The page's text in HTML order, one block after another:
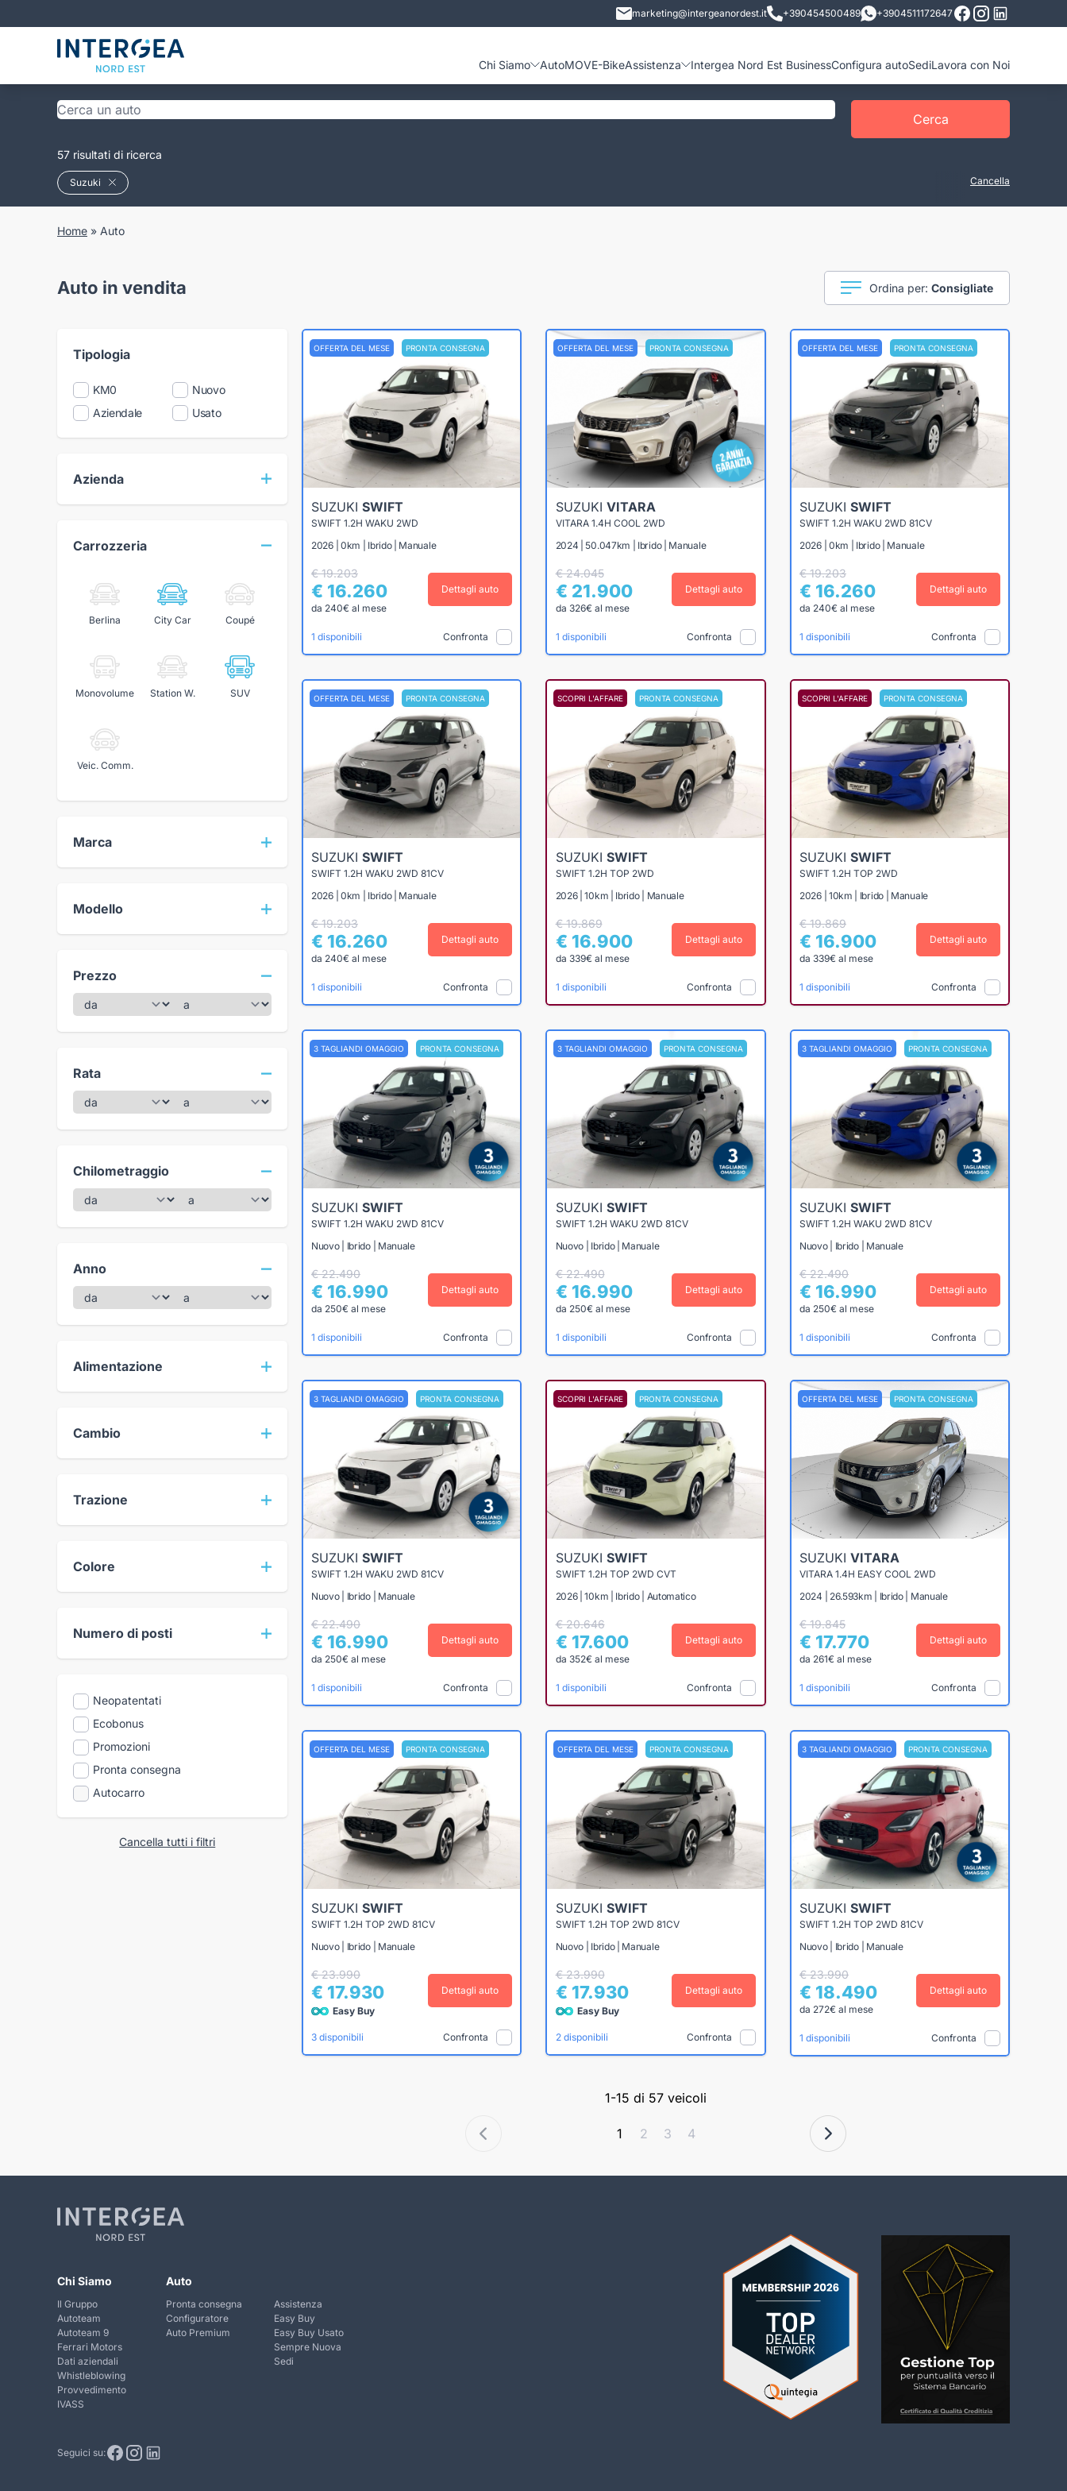
marketing@intergeanordest.it +390454500489 +3904511172647
Chi Siamo AutoMOVE-BikeAssistenza Intergea Nord Est BusinessConfigura autoSediLavora con Noi
Cerca
57 risultati di ricerca
Suzuki Cancella
Home » Auto
Auto in vendita Ordina per: Consigliate
Tipologia
KM0
Nuovo
Aziendale
Usato
Azienda
Carrozzeria
Berlina City Car Coupé
Monovolume Station W. SUV
Veic. Comm.
Marca
Modello
Prezzo
Rata
Chilometraggio
Anno
Alimentazione
Cambio
Trazione
Colore
Numero di posti
Neopatentati
Ecobonus
Promozioni
Pronta consegna
Autocarro
Cancella tutti i filtri
OFFERTA DEL MESE PRONTA CONSEGNA
SUZUKI SWIFT
SWIFT 1.2H WAKU 2WD
2026 | 0km | Ibrido | Manuale
€ 19.203
€ 16.260
da 240€ al mese
Dettagli auto
1 disponibili Confronta
OFFERTA DEL MESE PRONTA CONSEGNA
SUZUKI VITARA
VITARA 1.4H COOL 2WD
2024 | 50.047km | Ibrido | Manuale
€ 24.045
€ 21.900
da 326€ al mese
Dettagli auto
1 disponibili Confronta
OFFERTA DEL MESE PRONTA CONSEGNA
SUZUKI SWIFT
SWIFT 1.2H WAKU 2WD 81CV
2026 | 0km | Ibrido | Manuale
€ 19.203
€ 16.260
da 240€ al mese
Dettagli auto
1 disponibili Confronta
OFFERTA DEL MESE PRONTA CONSEGNA
SUZUKI SWIFT
SWIFT 1.2H WAKU 2WD 81CV
2026 | 0km | Ibrido | Manuale
€ 19.203
€ 16.260
da 240€ al mese
Dettagli auto
1 disponibili Confronta
SCOPRI L'AFFARE PRONTA CONSEGNA
SUZUKI SWIFT
SWIFT 1.2H TOP 2WD
2026 | 10km | Ibrido | Manuale
€ 19.869
€ 16.900
da 339€ al mese
Dettagli auto
1 disponibili Confronta
SCOPRI L'AFFARE PRONTA CONSEGNA
SUZUKI SWIFT
SWIFT 1.2H TOP 2WD
2026 | 10km | Ibrido | Manuale
€ 19.869
€ 16.900
da 339€ al mese
Dettagli auto
1 disponibili Confronta
3 TAGLIANDI OMAGGIO PRONTA CONSEGNA
SUZUKI SWIFT
SWIFT 1.2H WAKU 2WD 81CV
Nuovo | Ibrido | Manuale
€ 22.490
€ 16.990
da 250€ al mese
Dettagli auto
1 disponibili Confronta
3 TAGLIANDI OMAGGIO PRONTA CONSEGNA
SUZUKI SWIFT
SWIFT 1.2H WAKU 2WD 81CV
Nuovo | Ibrido | Manuale
€ 22.490
€ 16.990
da 250€ al mese
Dettagli auto
1 disponibili Confronta
3 TAGLIANDI OMAGGIO PRONTA CONSEGNA
SUZUKI SWIFT
SWIFT 1.2H WAKU 2WD 81CV
Nuovo | Ibrido | Manuale
€ 22.490
€ 16.990
da 250€ al mese
Dettagli auto
1 disponibili Confronta
3 TAGLIANDI OMAGGIO PRONTA CONSEGNA
SUZUKI SWIFT
SWIFT 1.2H WAKU 2WD 81CV
Nuovo | Ibrido | Manuale
€ 22.490
€ 16.990
da 250€ al mese
Dettagli auto
1 disponibili Confronta
SCOPRI L'AFFARE PRONTA CONSEGNA
SUZUKI SWIFT
SWIFT 1.2H TOP 2WD CVT
2026 | 10km | Ibrido | Automatico
€ 20.646
€ 17.600
da 352€ al mese
Dettagli auto
1 disponibili Confronta
OFFERTA DEL MESE PRONTA CONSEGNA
SUZUKI VITARA
VITARA 1.4H EASY COOL 2WD
2024 | 26.593km | Ibrido | Manuale
€ 19.845
€ 17.770
da 261€ al mese
Dettagli auto
1 disponibili Confronta
OFFERTA DEL MESE PRONTA CONSEGNA
SUZUKI SWIFT
SWIFT 1.2H TOP 2WD 81CV
Nuovo | Ibrido | Manuale
€ 23.990
€ 17.930
Easy Buy
Dettagli auto
3 disponibili Confronta
OFFERTA DEL MESE PRONTA CONSEGNA
SUZUKI SWIFT
SWIFT 1.2H TOP 2WD 81CV
Nuovo | Ibrido | Manuale
€ 23.990
€ 17.930
Easy Buy
Dettagli auto
2 disponibili Confronta
3 TAGLIANDI OMAGGIO PRONTA CONSEGNA
SUZUKI SWIFT
SWIFT 1.2H TOP 2WD 81CV
Nuovo | Ibrido | Manuale
€ 23.990
€ 18.490
da 272€ al mese
Dettagli auto
1 disponibili Confronta
1-15 di 57 veicoli
1 2 3 4
Chi Siamo
Il Gruppo
Autoteam
Autoteam 9
Ferrari Motors
Dati aziendali
Whistleblowing
Provvedimento
IVASS
Auto
Pronta consegna
Configuratore
Auto Premium
Assistenza
Easy Buy
Easy Buy Usato
Sempre Nuova
Sedi
Seguici su: